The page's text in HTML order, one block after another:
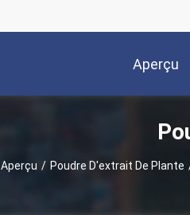
Aperçu
Aperçu / Poudre D'extrait De Plante